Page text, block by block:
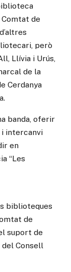
de
però
Llívia i Urús,
de la
Cerdanya
banda, oferir
i intercanvi
en
“Les
biblioteques
de
suport de
del Consell